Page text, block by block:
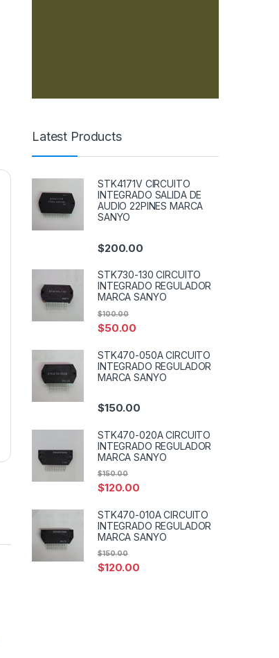
Latest Products
STK4171V CIRCUITO
INTEGRADO SALIDA DE
AUDIO 22PINES MARCA
SANYO
$200.00
STK730-130 CIRCUITO
INTEGRADO REGULADOR
MARCA SANYO
$50.00
$100.00
STK470-050A CIRCUITO
INTEGRADO REGULADOR
MARCA SANYO
$150.00
STK470-020A CIRCUITO
INTEGRADO REGULADOR
MARCA SANYO
$120.00
$150.00
STK470-010A CIRCUITO
INTEGRADO REGULADOR
MARCA SANYO
$120.00
$150.00